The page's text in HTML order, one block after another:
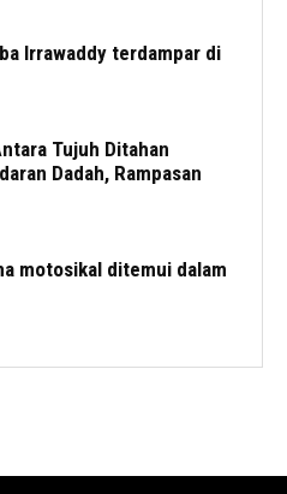
Irrawaddy terdampar di
Tujuh Ditahan
Dadah, Rampasan
motosikal ditemui dalam